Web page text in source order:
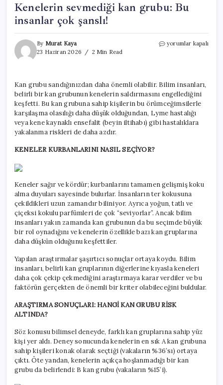
Kenelerin sevmediği kan grubu: Bu
insanlar çok şanslı!
By Murat Kaya
23 Haziran 2026
2 Min Read
Kenelerin
insanlar
çok
şanslı!
için
yorumlar kapalı
Kan grubu sandığınızdan daha önemli olabilir. Bilim insanları,
belirli bir kan grubunun kenelerin saldırmasını engellediğini
keşfetti. Bu kan grubuna sahip kişilerin bu örümceğimsilerle
karşılaşma olasılığı daha düşük olduğundan, Lyme hastalığı
veya kene kaynaklı ensefalit (beyin iltihabı) gibi hastalıklara
yakalanma riskleri de daha azdır.
KENELER KURBANLARINI NASIL SEÇİYOR?
Keneler sağır ve kördür; kurbanlarını tamamen gelişmiş koku
alma duyuları sayesinde bulurlar. İnsanların ter kokusuna
çekildikleri uzun zamandır biliniyor. Ayrıca yoğun, tatlı ve
çiçeksi kokulu parfümleri de çok “seviyorlar”. Ancak bilim
insanları yakın zamanda kan grubunun da bu seçimde büyük
bir rol oynadığını ve kenelerin özellikle bazı kan gruplarına
daha düşkün olduğunu keşfettiler.
Yapılan araştırmalar şaşırtıcı sonuçlar ortaya koydu. Bilim
insanları, belirli kan gruplarının diğerlerine kıyasla keneleri
daha çok çekip çekmediğini araştırmaya karar verdiler ve bu
faktörün gerçekten de önemli bir kriter olabileceğini buldular.
ARAŞTIRMA SONUÇLARI: HANGİ KAN GRUBU RİSK
ALTINDA?
Söz konusu bilimsel deneyde, farklı kan gruplarına sahip yüz
kişi yer aldı. Deney sonucunda kenelerin en sık A kan grubuna
sahip kişileri konak olarak seçtiği (vakaların %36’sı) ortaya
çıktı. Öte yandan, kenelerin açıkça hoşlanmadığı bir kan
grubu da belirlendi: B kan grubu (vakaların %15’i).